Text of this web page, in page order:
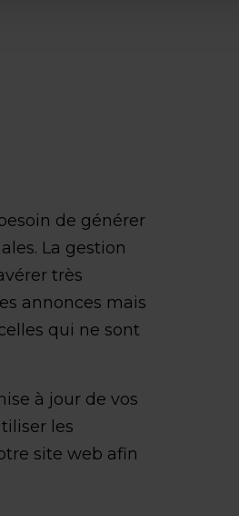
de générer
La gestion
très
annonces mais
qui ne sont
à jour de vos
les
site web afin